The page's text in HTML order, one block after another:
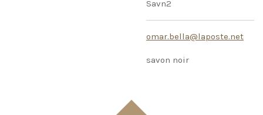
Savn2
omar.bella@laposte.net
savon noir